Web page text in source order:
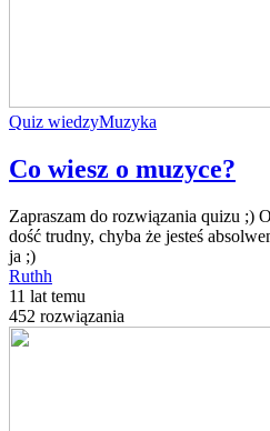
Quiz wiedzyMuzyka
Co wiesz o muzyce?
Zapraszam do rozwiązania quizu ;)
dość trudny, chyba że jesteś
ja ;)
Ruthh
11 lat temu
452 rozwiązania